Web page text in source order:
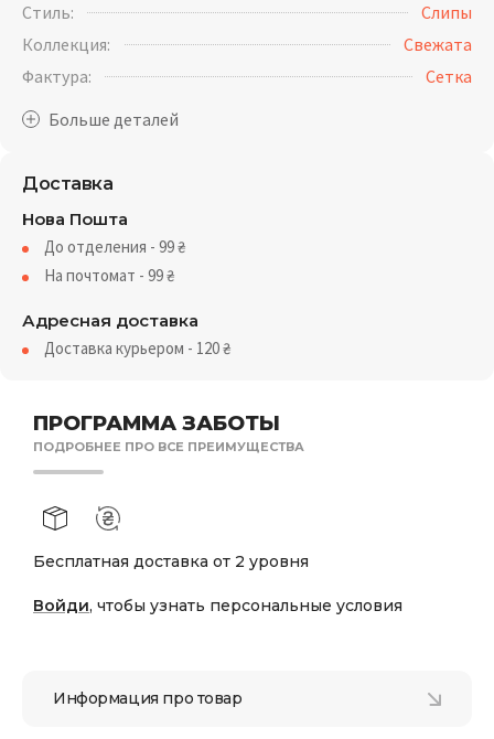
ПРОГРАММА ЗАБОТЫ
ПОДРОБНЕЕ ПРО ВСЕ ПРЕИМУЩЕСТВА
Бесплатная доставка от 2 уровня
Войди, чтобы узнать персональные условия
Стиль:
Слипы
Коллекция:
Свежата
Фактура:
Cетка
Доставка
Нова Пошта
До отделения - 99₴
На почтомат - 99₴
Адресная доставка
Доставка курьером - 120₴
Информация про товар